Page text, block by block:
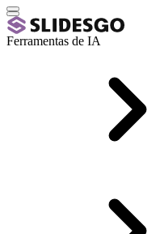
Ferramentas de IA